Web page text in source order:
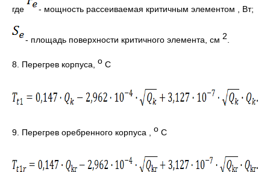
где - мощность рассеиваемая критичным элементом , Вт;
- площадь поверхности критичного элемента, см 2
8. Перегрев корпуса, о С
9. Перегрев оребренного корпуса , о С